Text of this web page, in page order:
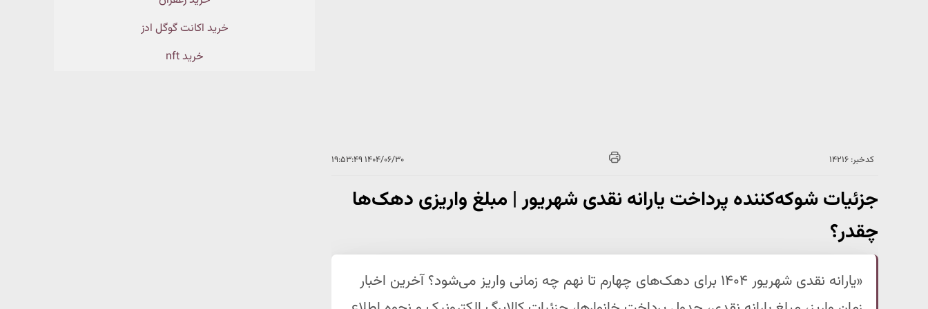
کدخبر: ۱۴۲۱۶ ۱۴۰۴/۰۶/۳۰ ۱۹:۵۳:۴۹
جزئیات شوکه‌کننده پرداخت یارانه نقدی شهریور | مبلغ واریزی دهک‌ها
چقدر؟
«یارانه نقدی شهریور ۱۴۰۴ برای دهک‌های چهارم تا نهم چه زمانی واریز می‌شود؟ آخرین اخبار
خرید اکانت گوگل ادز
خرید nft